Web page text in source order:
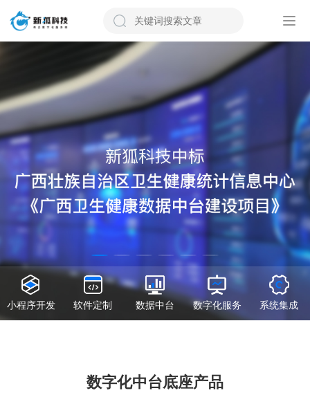
小程序开发 软件定制 数据中台 数字化服务 系统集成
数字化中台底座产品